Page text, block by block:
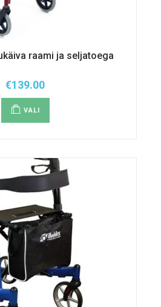
raami ja seljatoega
€139.00
VALI
mitu
teha
tootelehel.